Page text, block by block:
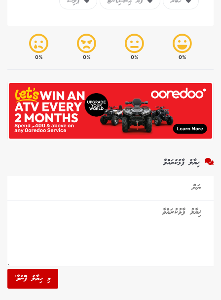
0%
0%
0%
0%
ޚިޔާލު ފާޅުކުރައްވާ
މި ހިޔާލު ފޮނުވާ'